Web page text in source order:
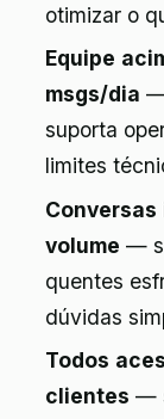
otimizar o
Equipe
msgs/dia —
suporta
limites
volume —
quentes
dúvidas
Todos
clientes —